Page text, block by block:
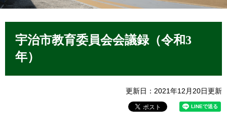
宇治市教育委員会会議録（令和3
年）
更新日：2021年12月20日更新